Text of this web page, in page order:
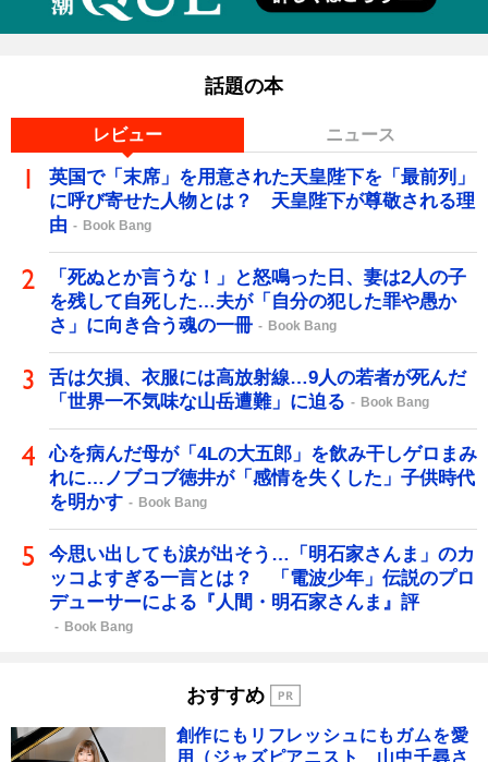
話題の本
レビュー ニュース
英国で「末席」を用意された天皇陛下を「最前列」
に呼び寄せた人物とは？ 天皇陛下が尊敬される理
由
Book Bang
「死ぬとか言うな！」と怒鳴った日、妻は2人の子
を残して自死した…夫が「自分の犯した罪や愚か
さ」に向き合う魂の一冊
Book Bang
舌は欠損、衣服には高放射線…9人の若者が死んだ
「世界一不気味な山岳遭難」に迫る
Book Bang
心を病んだ母が「4Lの大五郎」を飲み干しゲロまみ
れに…ノブコブ徳井が「感情を失くした」子供時代
を明かす
Book Bang
今思い出しても涙が出そう…「明石家さんま」のカ
ッコよすぎる一言とは？ 「電波少年」伝説のプロ
デューサーによる『人間・明石家さんま』評
Book Bang
おすすめ
創作にもリフレッシュにもガムを愛
用（ジャズピアニスト 山中千尋さ